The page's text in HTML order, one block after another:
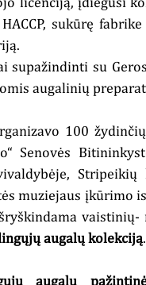
sukūrę
supažindinti su
augalinių
100
Senovės
muziejaus įkūrimo
augalų kolekciją
augalų